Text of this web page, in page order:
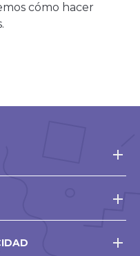
cómo hacer